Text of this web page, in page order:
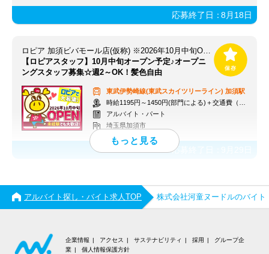
応募終了日：8月18日
ロピア 加須ビバモール店(仮称) ※2026年10月中旬OPEN予定
【ロピアスタッフ】10月中旬オープン予定♪オープニ
ングスタッフ募集☆週2～OK！髪色自由
東武伊勢崎線(東武スカイツリーライン) 加須駅
時給1195円～1450円(部門による)＋交通費（社内規定）
アルバイト・パート
埼玉県加須市
応募終了日：
アルバイト探し・バイト求人TOP 株式会社河童ヌードルのバイト
企業情報 アクセス サステナビリティ 採用
グループ企
業
個人情報保護方針